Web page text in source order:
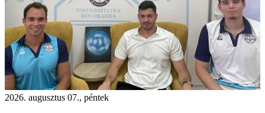
2026. augusztus 07., péntek